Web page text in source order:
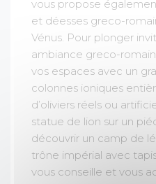
vous propose
et déesses greco-
Vénus. Pour plonger
ambiance greco-
vos espaces avec un
colonnes ioniques
d’oliviers réels ou
statue de lion sur un
découvrir un camp de
trône impérial avec
vous conseille et vous